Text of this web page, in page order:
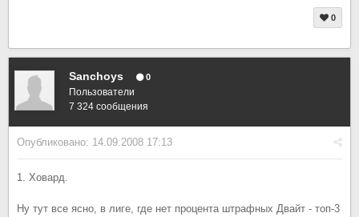
0
Sanchoys 0
Пользователи
7 324 сообщения
Опубликовано: 14.09.2008 17:13
1. Ховард.
Ну тут все ясно, в лиге, где нет процента штрафных Двайт - топ-3